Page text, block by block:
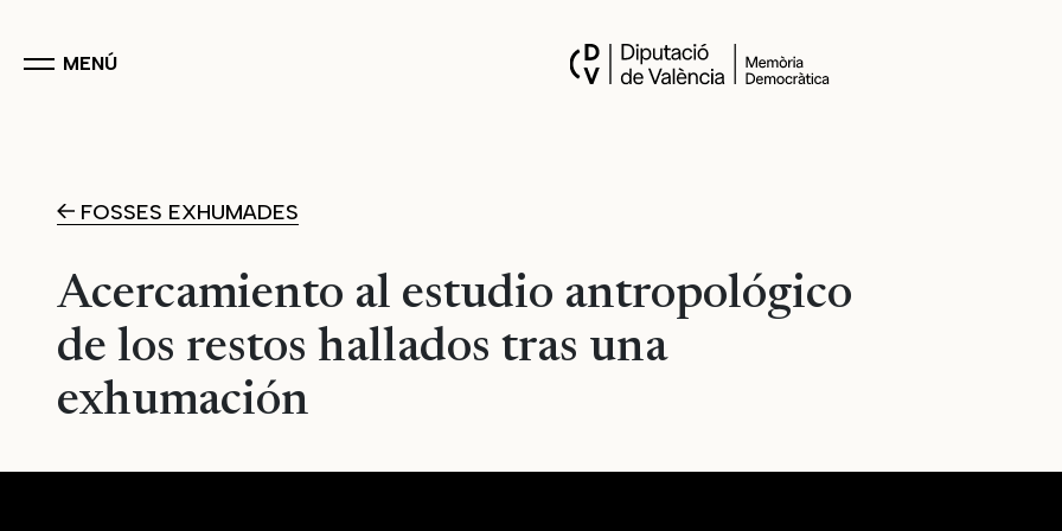
MENÚ
FOSSES EXHUMADES
Acercamiento al estudio antropológico
de los restos hallados tras una
exhumación